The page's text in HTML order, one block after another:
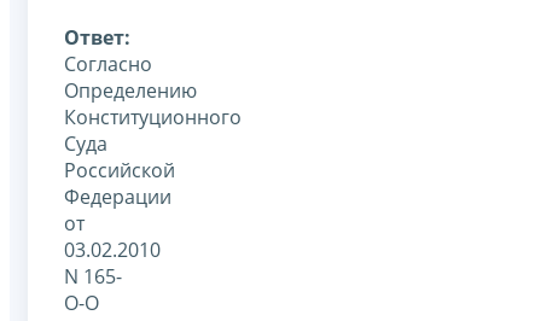
Ответ:
Согласно
Определению
Конституционного
Суда
Российской
Федерации
от
03.02.2010
N 165-
О-О